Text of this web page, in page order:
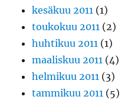
kesäkuu 2011 (1)
toukokuu 2011 (2)
huhtikuu 2011 (1)
maaliskuu 2011 (4)
helmikuu 2011 (3)
tammikuu 2011 (5)